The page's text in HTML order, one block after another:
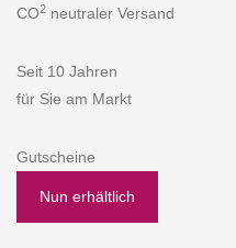
CO2 neutraler Versand
Seit 10 Jahren
für Sie am Markt
Gutscheine
Nun erhältlich